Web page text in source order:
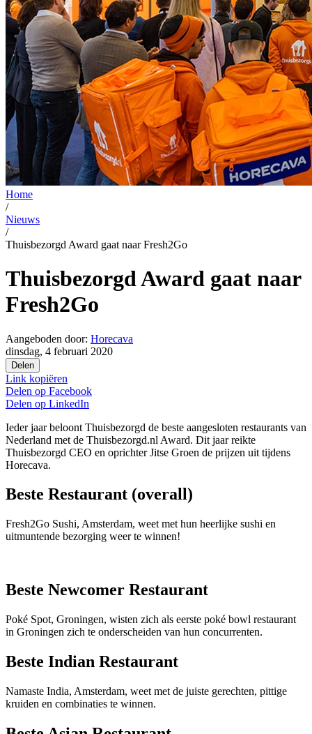
Home
/
Nieuws
/
Thuisbezorgd Award gaat naar Fresh2Go
Thuisbezorgd Award gaat naar
Fresh2Go
Aangeboden door: Horecava
dinsdag, 4 februari 2020
Delen
Link kopiëren
Delen op Facebook
Delen op LinkedIn
Ieder jaar beloont Thuisbezorgd de beste aangesloten restaurants van
Nederland met de Thuisbezorgd.nl Award. Dit jaar reikte
Thuisbezorgd CEO en oprichter Jitse Groen de prijzen uit tijdens
Horecava.
Beste Restaurant (overall)
Fresh2Go Sushi, Amsterdam, weet met hun heerlijke sushi en
uitmuntende bezorging weer te winnen!
Beste Newcomer Restaurant
Poké Spot, Groningen, wisten zich als eerste poké bowl restaurant
in Groningen zich te onderscheiden van hun concurrenten.
Beste Indian Restaurant
Namaste India, Amsterdam, weet met de juiste gerechten, pittige
kruiden en combinaties te winnen.